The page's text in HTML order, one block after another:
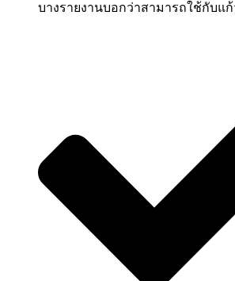
บางรายงานบอกว่าสามารถใช้กับแ